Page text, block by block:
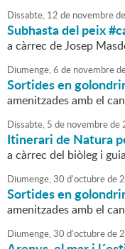
Dissabte, 12 de novembrede
Subhasta del peix
a càrrec de Josep
Diumenge,6 de novembre
Sortides en
amenitzades amb el
Dissabte, 5 de novembrede
Itinerari de Natura
a càrrec del biòleg i
Diumenge,30 d'octubrede
Sortides en
amenitzades amb el
Diumenge,30 d'octubrede